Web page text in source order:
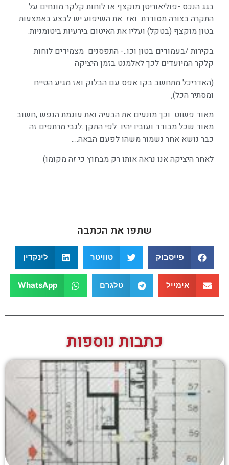
בגג הנכס -פוליאוריטן מוקצף או לוחות קלקר מונחים על
התקרה בצורה מסודרת ואז את השיפוע יש לבצע באמצעות
בטון מוקצף (בטקל) ועליו את האיטום בירעיות ביטומניות.
בקירות /בעמודים בטון וכו..- התפסנים מצמידים לוחות
קלקר המיועדים לכך לאלמנט בזמן היציקה
(האדריכל מתחשב בקו אפס עם הבלוק ואז מגיע הטייח
ומסתיר הכל),
מאוד פשוט וכך מונעים את הבעיה ואת עוגמת הנפש ,חשוב
מאוד שכל מבודד ועוביו יהיו לפי התקן .לגבי מרתפים זה
כבר נושא אחר נשמור משהו לפעם הבאה….
לאחר היציקה אנו נראה אותו רק מבחוץ כי זה מקומו)
שתפו את הכתבה
פייסבוק טוויטר לינקדין
אימייל טלגרם WhatsApp
כתבות נוספות